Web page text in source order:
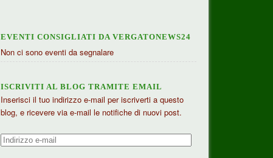
EVENTI CONSIGLIATI DA VERGATONEWS24
Non ci sono eventi da segnalare
ISCRIVITI AL BLOG TRAMITE EMAIL
Inserisci il tuo indirizzo e-mail per iscriverti a questo
blog, e ricevere via e-mail le notifiche di nuovi post.
Indirizzo